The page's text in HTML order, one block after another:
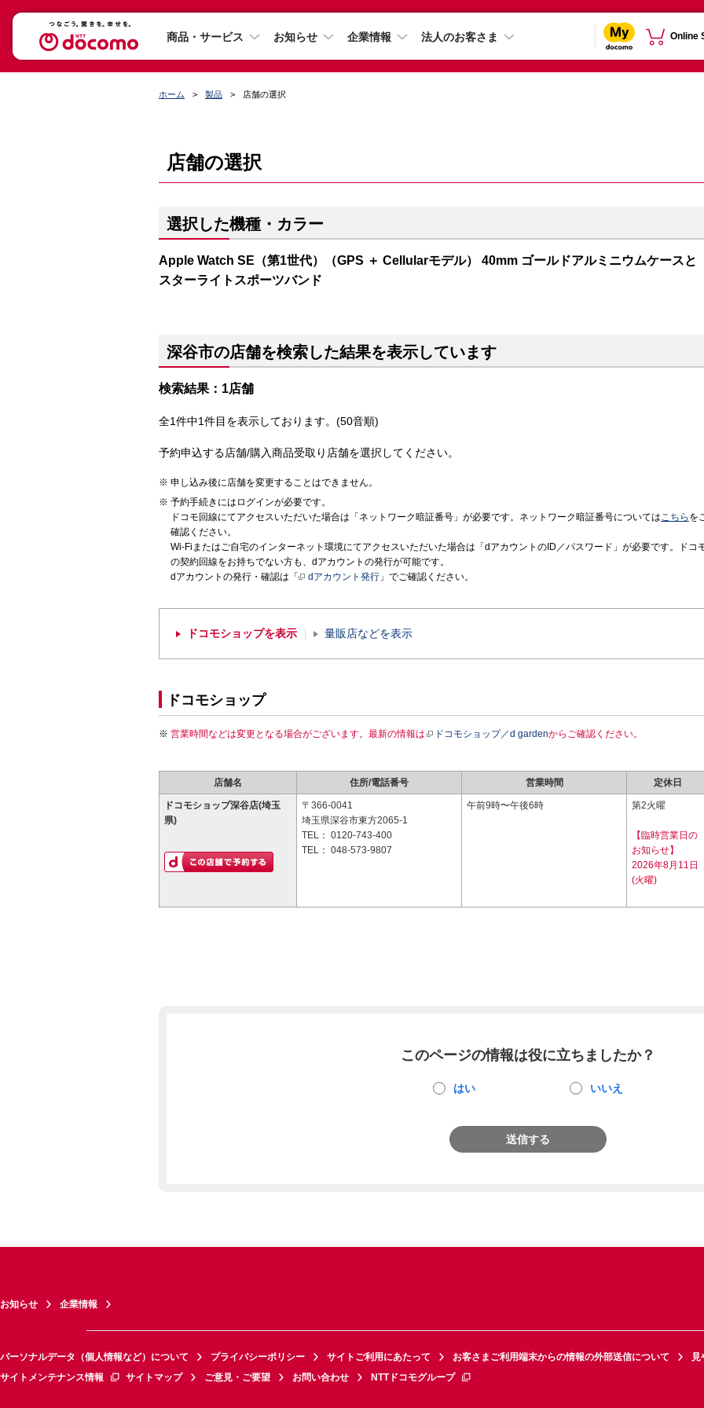
商品・サービス お知らせ 企業情報 法人のお客さま Online
ホーム 製品 店舗の選択
店舗の選択
選択した機種・カラー
Apple Watch SE（第1世代）（GPS ＋ Cellularモデル） 40mm ゴールドアルミニウムケースと
スターライトスポーツバンド
深谷市の店舗を検索した結果を表示しています
検索結果：1店舗
全1件中1件目を表示しております。(50音順)
予約申込する店舗/購入商品受取り店舗を選択してください。
申し込み後に店舗を変更することはできません。
予約手続きにはログインが必要です。
ドコモ回線にてアクセスいただいた場合は「ネットワーク暗証番号」が必要です。ネットワーク暗証番号についてはこちら を
確認ください。
Wi-Fiまたはご自宅のインターネット環境にてアクセスいただいた場合は「dアカウントのID／パスワード」が必要です。ドコ
の契約回線をお持ちでない方も、dアカウントの発行が可能です。
dアカウントの発行・確認は「
dアカウント発行 」でご確認ください。
ドコモショップを表示 量販店などを表示
ドコモショップ
営業時間などは変更となる場合がございます。最新の情報は ドコモショップ／d gardenからご確認ください。
店舗名 住所/電話番号 営業時間 定休日
ドコモショップ深谷店(埼玉
県)
〒366-0041
埼玉県深谷市東方2065-1
TEL： 0120-743-400
TEL： 048-573-9807
午前9時〜午後6時 第2火曜
【臨時営業日の
お知らせ】
2026年8月11日
(火曜)
このページの情報は役に立ちましたか？
はい いいえ
送信する
お知らせ 企業情報
パーソナルデータ（個人情報など）について プライバシーポリシー サイトご利用にあたって お客さまご利用端末からの情報の外部送信について
見
サイトメンテナンス情報
サイトマップ ご意見・ご要望 お問い合わせ NTTドコモグループ